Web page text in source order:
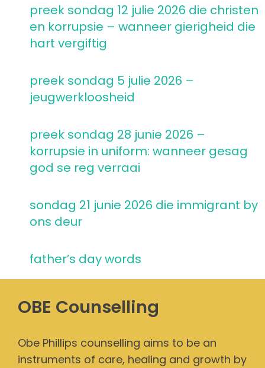
preek sondag 12 julie 2026 die christen
en korrupsie – wanneer gierigheid die
hart vergiftig
preek sondag 5 julie 2026 –
jeugwerkloosheid
preek sondag 28 junie 2026 –
korrupsie in uniform: wanneer gesag
god se reg verraai
sondag 21 junie 2026 die immigrant by
ons deur
father’s day words
OBE Counselling
Obe Phillips counselling aims to be an
instruments of care, healing and growth by